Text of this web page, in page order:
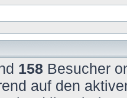
158 Besucher
auf den